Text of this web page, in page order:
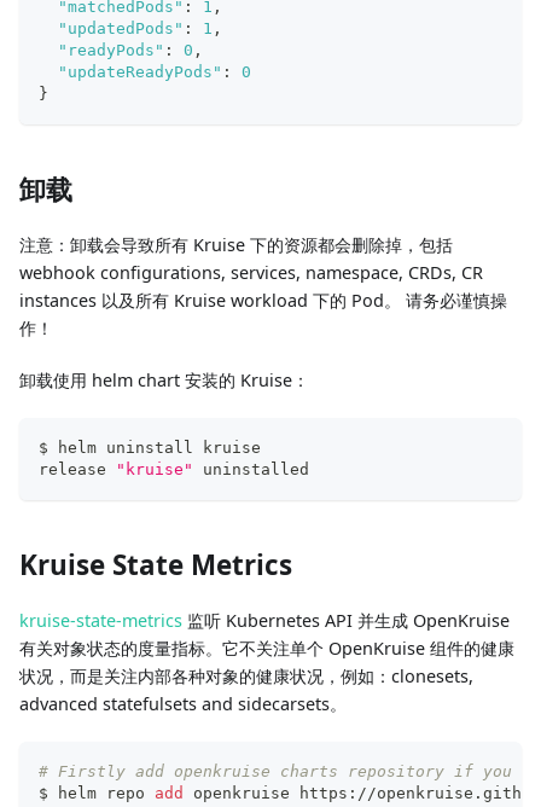
"matchedPods" : 1 ,
"updatedPods" : 1 ,
"readyPods" : 0 ,
"updateReadyPods" :
0
}
卸载
注意：卸载会导致所有 Kruise 下的资源都会删除掉，包括
webhook configurations, services, namespace, CRDs, CR
instances 以及所有 Kruise workload 下的 Pod。 请务必谨慎操
作！
卸载使用 helm chart 安装的 Kruise：
$ helm uninstall kruise
release
"kruise" uninstalled
Kruise State Metrics
kruise-state-metrics 监听 Kubernetes API 并生成 OpenKruise
有关对象状态的度量指标。它不关注单个 OpenKruise 组件的健康
状况，而是关注内部各种对象的健康状况，例如：clonesets,
advanced statefulsets and sidecarsets。
# Firstly add openkruise charts repository if you
$ helm repo add openkruise https://